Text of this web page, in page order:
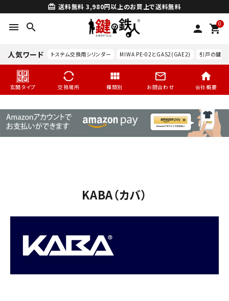
card_giftcard 送料無料 3,980円以上のお買上で送料無料
menu search person 0
shopping_cart
人気ワード トステム交換用シリンダー MIWA PE-02とGAS2(GAE2) 引戸の鍵交
玄関タイプ 交換場所 種類別 お問合わせ 会社概要
search
室内錠
KABA（カバ）